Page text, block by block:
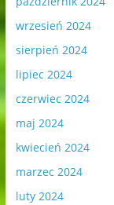
wrzesień 2024
sierpień 2024
lipiec 2024
czerwiec 2024
maj 2024
kwiecień 2024
marzec 2024
luty 2024